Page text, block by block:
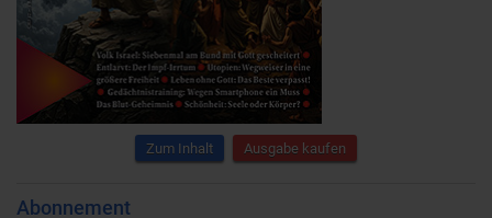
Zum Inhalt Ausgabe kaufen
Abonnement